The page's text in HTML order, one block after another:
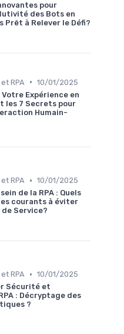
pour
des Bots en
Prêt à Relever le Défi?
RPA • 10/01/2025
Expérience en
les 7 Secrets pour
Humain-
RPA • 10/01/2025
de la RPA : Quels
courants à éviter
Service?
RPA • 10/01/2025
Sécurité et
: Décryptage des
?